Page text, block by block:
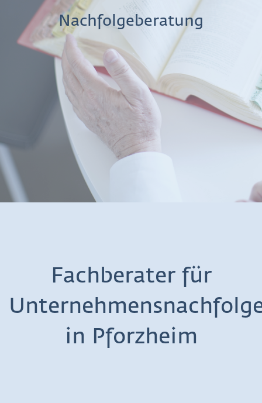
Nachfolgeberatung
Fachberater für
in Pforzheim